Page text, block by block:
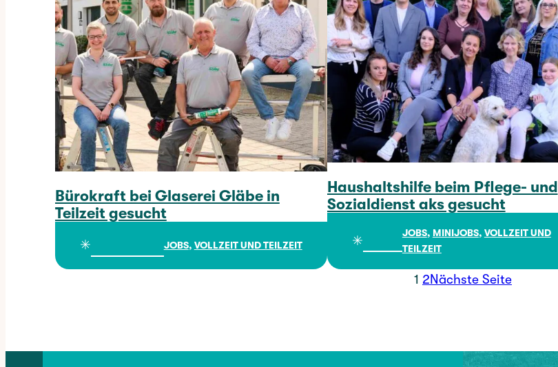
Bürokraft bei Glaserei Gläbe in
Teilzeit gesucht
Bürokraft bei Glaserei Gläbe in Teilzeit gesucht
✳︎
JOBS, VOLLZEIT UND TEILZEIT
Haushaltshilfe beim Pflege- und
Sozialdienst aks gesucht
Haushaltshilfe beim Pflege- und Sozialdienst aks gesucht
✳︎
JOBS, MINIJOBS, VOLLZEIT UND
TEILZEIT
Seite:
1
Seite:
2Nächste Seite